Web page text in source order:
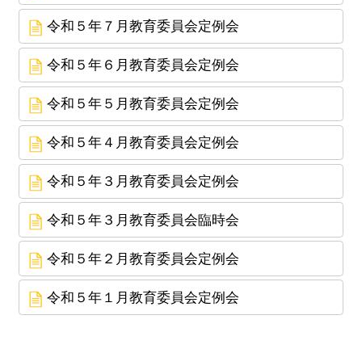
令和５年７月教育委員会定例会
令和５年６月教育委員会定例会
令和５年５月教育委員会定例会
令和５年４月教育委員会定例会
令和５年３月教育委員会定例会
令和５年３月教育委員会臨時会
令和５年２月教育委員会定例会
令和５年１月教育委員会定例会